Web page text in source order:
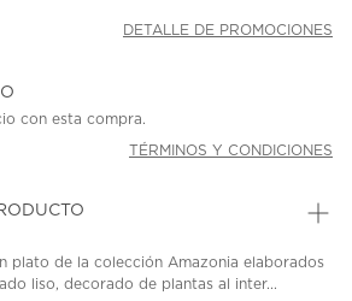
DETALLE DE PROMOCIONES
con esta compra.
TÉRMINOS Y CONDICIONES
plato de la colección Amazonia elaborados
liso, decorado de plantas al inter...